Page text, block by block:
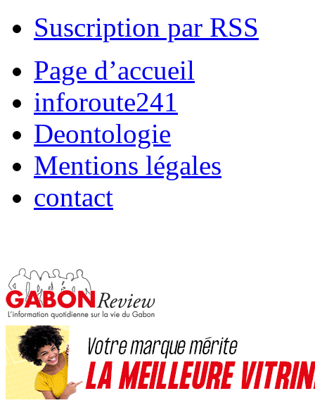
Suscription par RSS
Page d’accueil
inforoute241
Deontologie
Mentions légales
contact